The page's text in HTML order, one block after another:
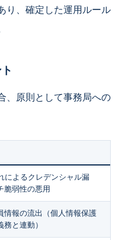
り、確定した運用ルール
、原則として事務局への
によるクレデンシャル漏
脆弱性の悪用
情報の流出（個人情報保護
と連動）